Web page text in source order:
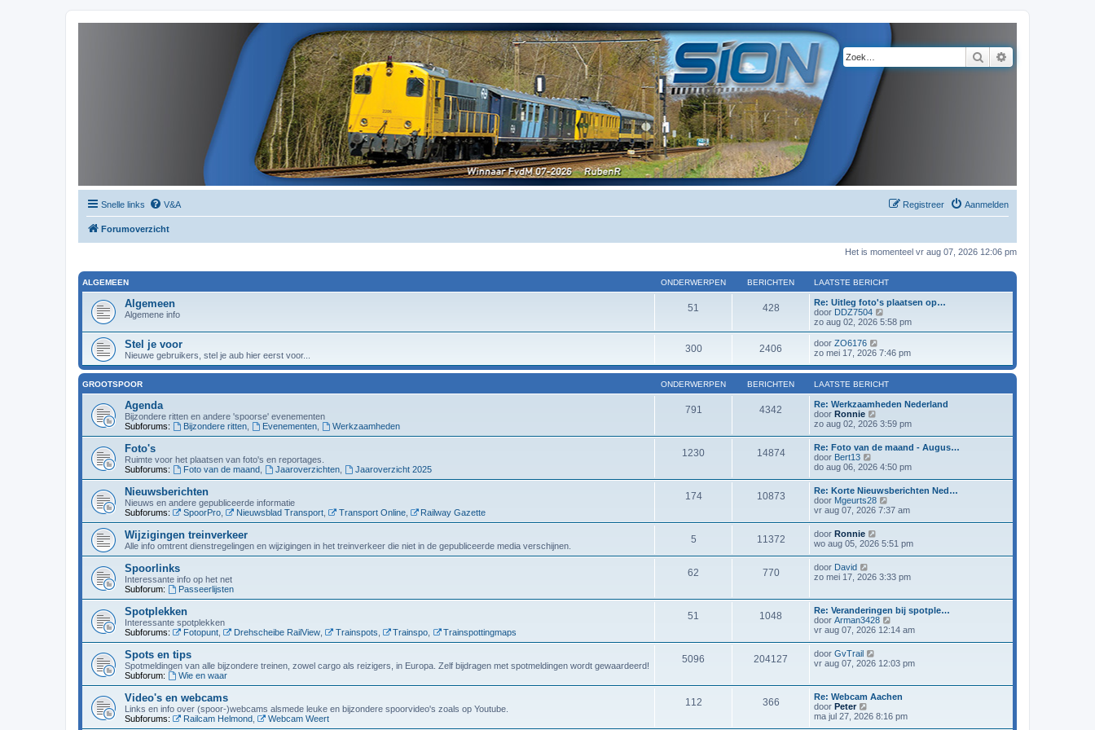
Zoek
Snelle links V&A Aanmelden
Registreer
Forumoverzicht
Het is momenteel vr aug 07, 2026 12:06 pm
ALGEMEEN ONDERWERPEN BERICHTEN LAATSTE BERICHT
Algemeen
Algemene info
51 428
Re: Uitleg foto's plaatsen op…
door DDZ7504
e
k
j
l
a
a
s
e
b
e
i
c
h
t
zo aug 02, 2026 5:58 pm
Stel je voor
Nieuwe gebruikers, stel je aub hier eerst voor...
300 2406 door ZO6176
e
i
j
l
a
a
t
s
t
b
e
r
i
c
zo mei 17, 2026 7:46 pm
GROOTSPOOR ONDERWERPEN BERICHTEN LAATSTE BERICHT
Agenda
Bijzondere ritten en andere 'spoorse' evenementen
Subforums:
Bijzondere ritten, Evenementen, Werkzaamheden
791 4342
Re: Werkzaamheden Nederland
door Ronnie
e
j
l
a
a
s
t
b
e
r
c
t
zo aug 02, 2026 3:59 pm
Foto's
Ruimte voor het plaatsen van foto's en reportages.
Subforums:
Foto van de maand, Jaaroverzichten, Jaaroverzicht 2025
1230 14874
Re: Foto van de maand - Augus…
door Bert13
e
j
k
l
a
a
t
s
e
b
r
i
c
h
t
do aug 06, 2026 4:50 pm
Nieuwsberichten
Nieuws en andere gepubliceerde informatie
Subforums:
SpoorPro, Nieuwsblad Transport, Transport Online, Railway Gazette
174 10873
Re: Korte Nieuwsberichten Ned…
door Mgeurts28
e
j
k
l
a
s
t
e
b
e
r
c
t
vr aug 07, 2026 7:37 am
Wijzigingen treinverkeer
Alle info omtrent dienstregelingen en wijzigingen in het treinverkeer die niet in de gepubliceerde media verschijnen.
5 11372 door Ronnie
e
k
a
a
t
s
t
b
e
i
c
t
wo aug 05, 2026 5:51 pm
Spoorlinks
Interessante info op het net
Subforum:
Passeerlijsten
62 770 door David
e
j
k
l
a
a
t
s
e
b
e
r
i
zo mei 17, 2026 3:33 pm
Spotplekken
Interessante spotplekken
Subforums:
Fotopunt, Drehscheibe RailView, Trainspots Trainspo Trainspottingmaps
51 1048
Re: Veranderingen bij spotple…
door Arman3428
e
j
k
a
a
s
t
vr aug 07, 2026 12:14 am
Spots en tips
Spotmeldingen van alle bijzondere treinen, zowel cargo als reizigers, in Europa. Zelf bijdragen met spotmeldingen wordt gewaardeerd!
Subforum:
Wie en waar
5096 204127 door GvTrail
e
k
l
a
vr aug 07, 2026 12:03 pm
Video's en webcams
Links en info over (spoor-)webcams alsmede leuke en bijzondere spoorvideo's zoals op Youtube.
Subforums:
Railcam Helmond, Webcam Weert
112 366
Re: Webcam Aachen
door Peter
e
ma jul 27, 2026 8:16 pm